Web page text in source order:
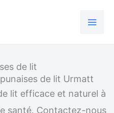
de lit
de lit Urmatt
lit efficace et naturel à
santé. Contactez-nous